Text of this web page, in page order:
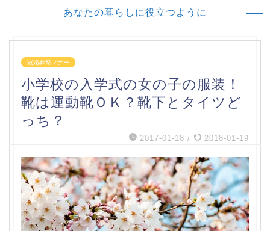
あなたの暮らしに役立つように
冠婚葬祭マナー
小学校の入学式の女の子の服装！
靴は運動靴ＯＫ？靴下とタイツど
っち？
2017-01-18 / 2018-01-19